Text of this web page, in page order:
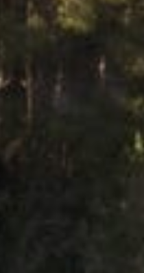
Langzeitvermietung auf Ibiza
Hotels
Blog